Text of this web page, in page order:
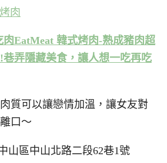
肉
肉EatMeat 韓式烤肉-熟成豬肉超
弄隱藏美食，讓人想一吃再吃
質可以讓戀情加溫，讓女友對
口～
山區中山北路二段62巷1號